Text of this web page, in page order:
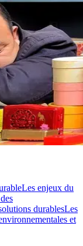
Les enjeux du
durablesLes
et